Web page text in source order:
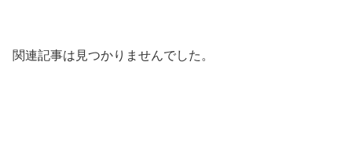
関連記事は見つかりませんでした。